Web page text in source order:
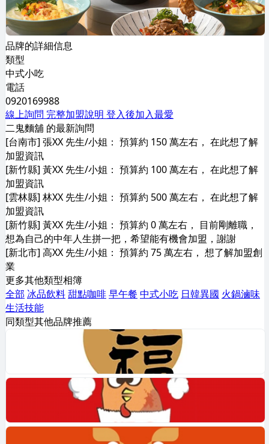
品牌的詳細信息
類型
中式小吃
電話
0920169988
線上詢問 完整加盟說明 登入後加入最愛
二鬼麵舖 的最新詢問
[台南市] 張XX 先生/小姐： 預算約 150 萬左右， 在此想了解
加盟資訊
[新竹縣] 黃XX 先生/小姐： 預算約 100 萬左右， 在此想了解
加盟資訊
[雲林縣] 林XX 先生/小姐： 預算約 500 萬左右， 在此想了解
加盟資訊
[新竹縣] 黃XX 先生/小姐： 預算約 0 萬左右， 目前剛離職，
想為自己的中年人生拼一把，希望能有機會加盟，謝謝
[新北市] 高XX 先生/小姐： 預算約 75 萬左右， 想了解加盟創
業
更多其他類型相簿
全部 冰品飲料甜點咖啡早午餐 中式小吃 日韓異國 火鍋滷味
生活技能
同類型其他品牌推薦